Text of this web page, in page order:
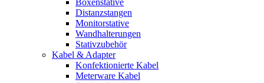
Boxenstative
Distanzstangen
Monitorstative
Wandhalterungen
Stativzubehör
Kabel & Adapter
Konfektionierte Kabel
Meterware Kabel